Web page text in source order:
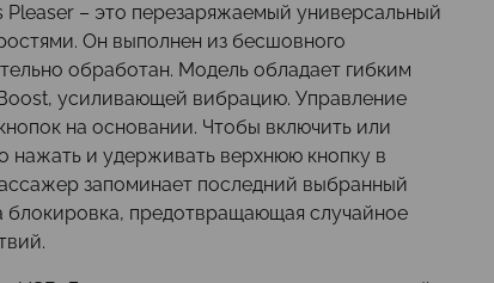
– это перезаряжаемый универсальный
Он выполнен из бесшовного
обработан. Модель обладает гибким
усиливающей вибрацию. Управление
на основании. Чтобы включить или
нажать и удерживать верхнюю кнопку в
запоминает последний выбранный
предотвращающая случайное